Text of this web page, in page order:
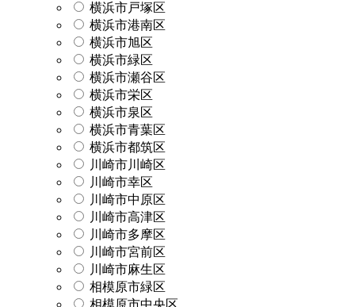
横浜市戸塚区
横浜市港南区
横浜市旭区
横浜市緑区
横浜市瀬谷区
横浜市栄区
横浜市泉区
横浜市青葉区
横浜市都筑区
川崎市川崎区
川崎市幸区
川崎市中原区
川崎市高津区
川崎市多摩区
川崎市宮前区
川崎市麻生区
相模原市緑区
相模原市中央区